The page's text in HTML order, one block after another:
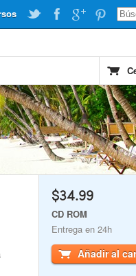
$34.99
CD ROM
Entrega en 24h
Añadir al